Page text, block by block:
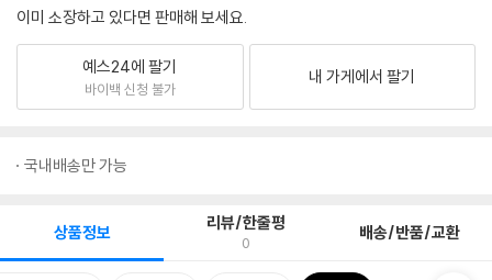
이미 소장하고 있다면 판매해 보세요.
예스24에 팔기
바이백 신청 불가
내 가게에서 팔기
국내배송만 가능
상품정보 리뷰/한줄평
0 배송/반품/교환